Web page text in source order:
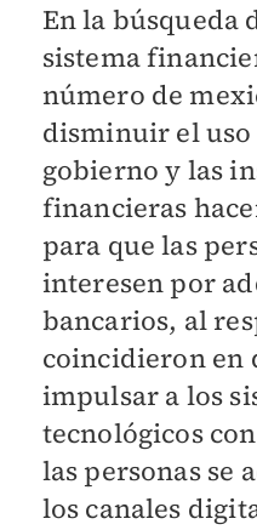
En la búsqueda
sistema
número de
disminuir el
gobierno y las
financieras
para que las
interesen por
bancarios, al
coincidieron en
impulsar a los
tecnológicos
las personas se
los canales